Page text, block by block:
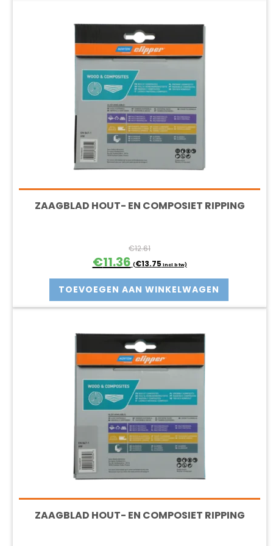
ZAAGBLAD HOUT- EN COMPOSIET RIPPING
€12.61
Oorspronkelijke
prijs
was:
€12.61.
€11.36Huidige
prijs
is:
€11.36.
(€13.75 incl btw)
TOEVOEGEN AAN WINKELWAGEN
ZAAGBLAD HOUT- EN COMPOSIET RIPPING